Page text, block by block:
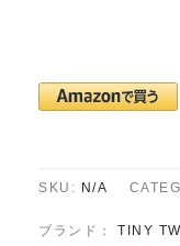
SKU: N/A
ブランド： TINY